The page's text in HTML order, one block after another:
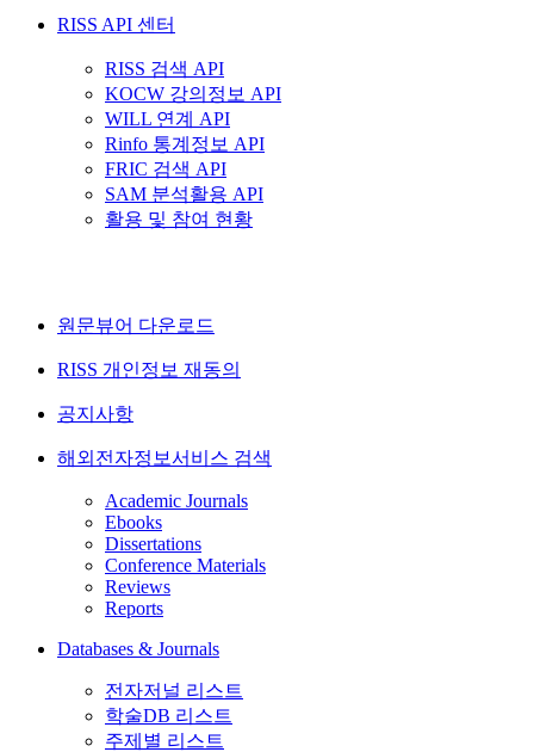
RISS API 센터
RISS 검색 API
KOCW 강의정보 API
WILL 연계 API
Rinfo 통계정보 API
FRIC 검색 API
SAM 분석활용 API
활용 및 참여 현황
원문뷰어 다운로드
RISS 개인정보 재동의
공지사항
해외전자정보서비스 검색
Academic Journals
Ebooks
Dissertations
Conference Materials
Reviews
Reports
Databases & Journals
전자저널 리스트
학술DB 리스트
주제별 리스트